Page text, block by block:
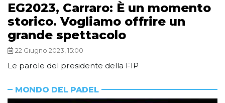
EG2023, Carraro: È un momento
storico. Vogliamo offrire un
grande spettacolo
22 Giugno 2023, 15:00
Le parole del presidente della FIP
MONDO DEL PADEL